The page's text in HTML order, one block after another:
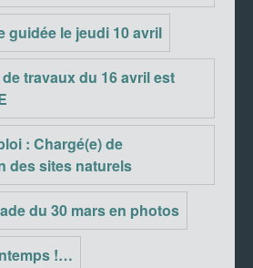
guidée le jeudi 10 avril
travaux du 16 avril est
: Chargé(e) de
des sites naturels
du 30 mars en photos
!…